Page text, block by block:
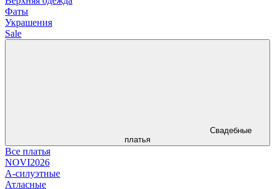
Фаты
Украшения
Sale
Свадебные
платья
Все платья
NOVI2026
А-силуэтные
Атласные